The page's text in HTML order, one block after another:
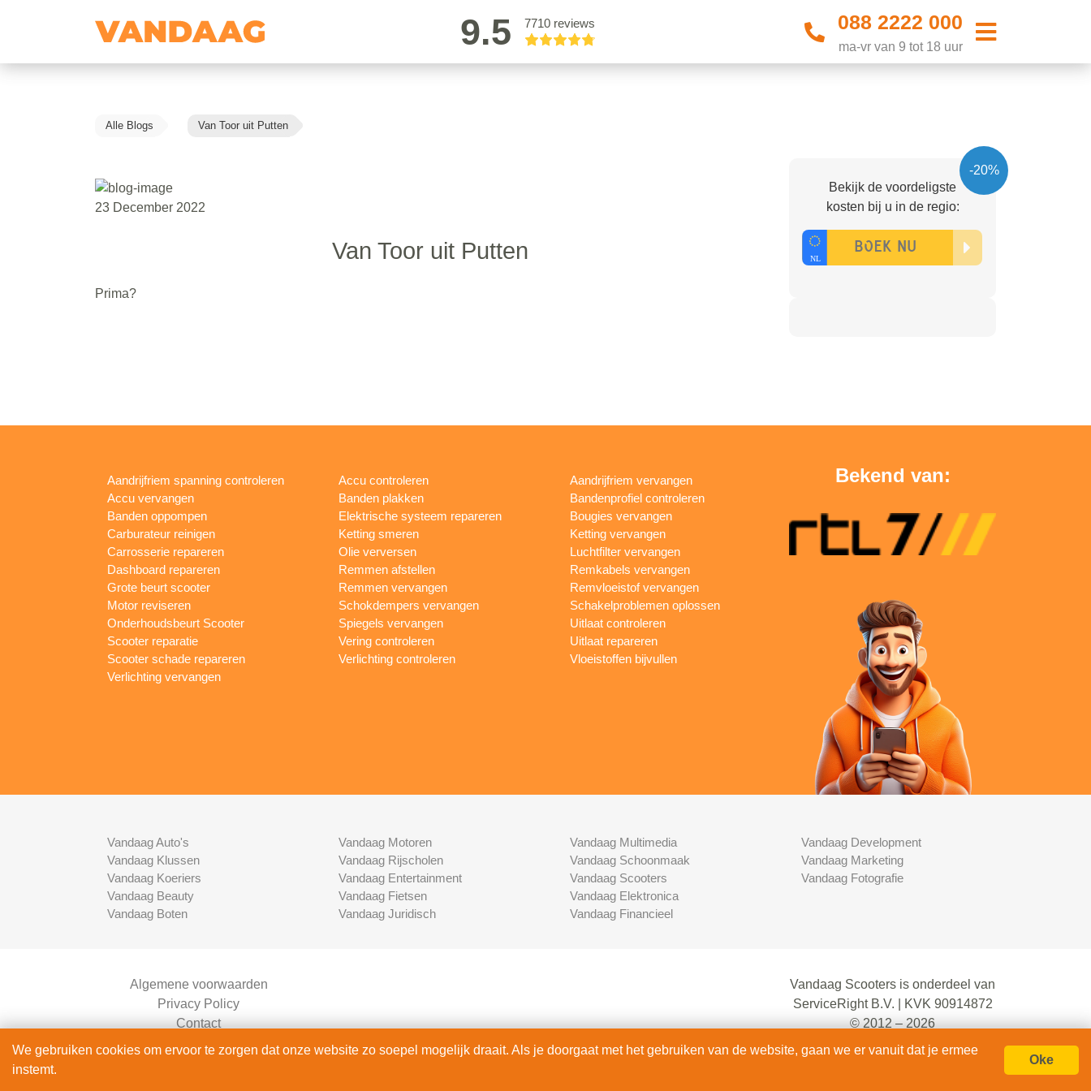
9.5 7710 reviews 088 2222 000
ma-vr van 9 tot 18 uur
Alle Blogs Van Toor uit Putten
23 December 2022
Van Toor uit Putten
Prima?
-20%
Bekijk de voordeligste
kosten bij u in de regio:
Aandrijfriem spanning controleren
Accu vervangen
Banden oppompen
Carburateur reinigen
Carrosserie repareren
Dashboard repareren
Grote beurt scooter
Motor reviseren
Onderhoudsbeurt Scooter
Scooter reparatie
Scooter schade repareren
Verlichting vervangen
Accu controleren
Banden plakken
Elektrische systeem repareren
Ketting smeren
Olie verversen
Remmen afstellen
Remmen vervangen
Schokdempers vervangen
Spiegels vervangen
Vering controleren
Verlichting controleren
Aandrijfriem vervangen
Bandenprofiel controleren
Bougies vervangen
Ketting vervangen
Luchtfilter vervangen
Remkabels vervangen
Remvloeistof vervangen
Schakelproblemen oplossen
Uitlaat controleren
Uitlaat repareren
Vloeistoffen bijvullen
Bekend van:
Vandaag Auto's
Vandaag Klussen
Vandaag Koeriers
Vandaag Beauty
Vandaag Boten
Vandaag Motoren
Vandaag Rijscholen
Vandaag Entertainment
Vandaag Fietsen
Vandaag Juridisch
Vandaag Multimedia
Vandaag Schoonmaak
Vandaag Scooters
Vandaag Elektronica
Vandaag Financieel
Vandaag Development
Vandaag Marketing
Vandaag Fotografie
Algemene voorwaarden
Privacy Policy
Contact
Bedrijven Inlog
Vandaag Scooters is onderdeel van
ServiceRight B.V. | KVK 90914872
© 2012 – 2026
alle rechten voorbehouden.
We gebruiken cookies om ervoor te zorgen dat onze website zo soepel mogelijk draait. Als je doorgaat met het gebruiken van de website, gaan we er vanuit dat je ermee
instemt.
Oke